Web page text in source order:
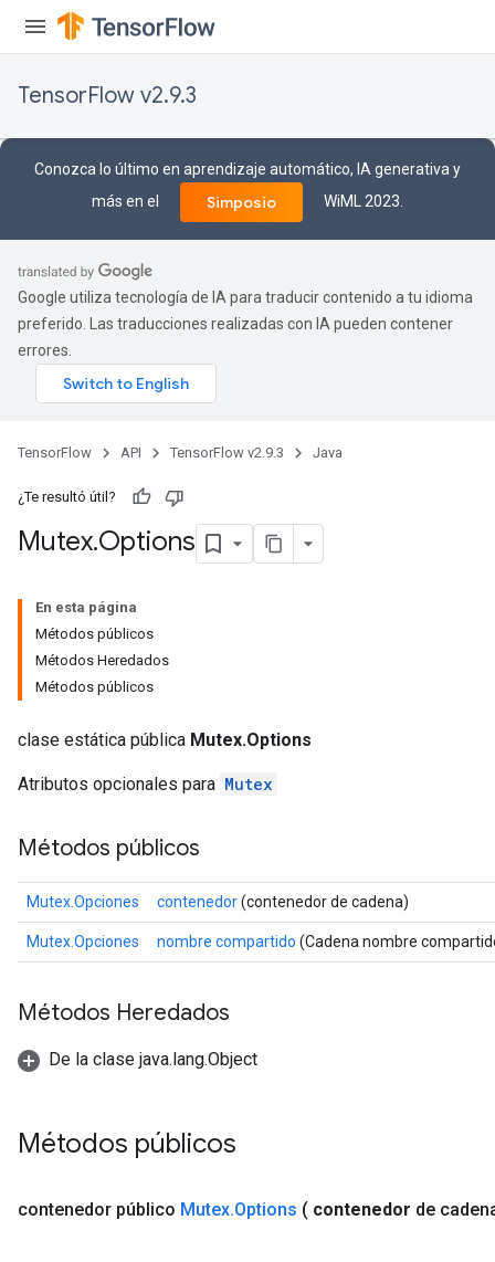
TensorFlow v2.9.3
Conozca lo último en aprendizaje automático, IA generativa y
más en el
Simposio WiML 2023.
Google utiliza tecnología de IA para traducir contenido a tu idioma
preferido. Las traducciones realizadas con IA pueden contener
errores.
TensorFlow API TensorFlow v2.9.3 Java
¿Te resultó útil?
Mutex.Options
En esta página
Métodos públicos
Métodos Heredados
Métodos públicos
clase estática pública Mutex.Options
Atributos opcionales para Mutex
Métodos públicos
Mutex.Opciones contenedor(contenedor de cadena)
Mutex.Opciones nombre compartido (Cadena nombre
Métodos Heredados
De la clase java.lang.Object
Métodos públicos
contenedor público Mutex.Options ( contenedor de